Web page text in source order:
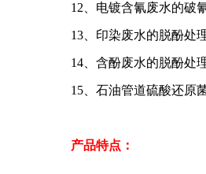
12、电镀含氰废水的破
13、印染废水的脱酚处理
14、含酚废水的脱酚处理
15、石油管道硫酸还原
产品特点：